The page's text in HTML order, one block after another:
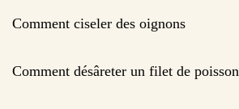
Comment ciseler des oignons
Comment désâreter un filet de poisson